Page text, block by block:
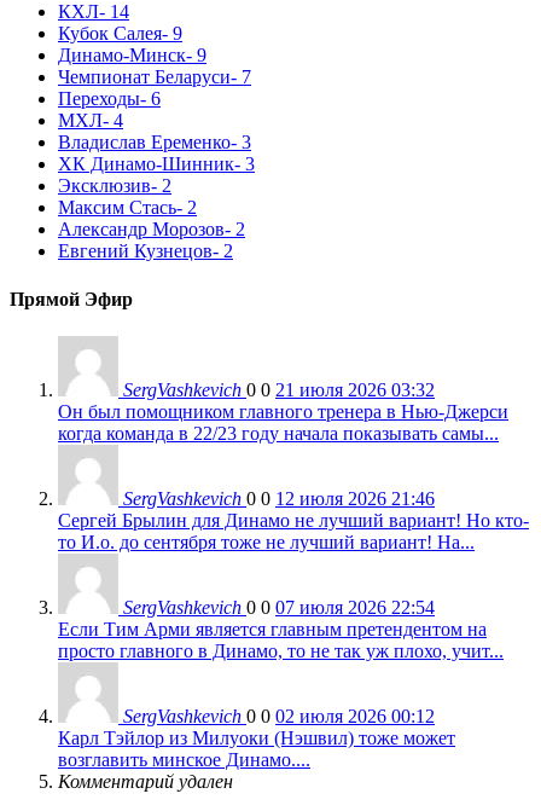
КХЛ- 14
Кубок Салея- 9
Динамо-Минск- 9
Чемпионат Беларуси- 7
Переходы- 6
МХЛ- 4
Владислав Еременко- 3
ХК Динамо-Шинник- 3
Эксклюзив- 2
Максим Стась- 2
Александр Морозов- 2
Евгений Кузнецов- 2
Прямой Эфир
SergVashkevich 0 0 21 июля 2026 03:32
Он был помощником главного тренера в Нью-Джерси
когда команда в 22/23 году начала показывать самы...
SergVashkevich 0 0 12 июля 2026 21:46
Сергей Брылин для Динамо не лучший вариант! Но кто-
то И.о. до сентября тоже не лучший вариант! На...
SergVashkevich 0 0 07 июля 2026 22:54
Если Тим Арми является главным претендентом на
просто главного в Динамо, то не так уж плохо, учит...
SergVashkevich 0 0 02 июля 2026 00:12
Карл Тэйлор из Милуоки (Нэшвил) тоже может
возглавить минское Динамо....
Комментарий удален